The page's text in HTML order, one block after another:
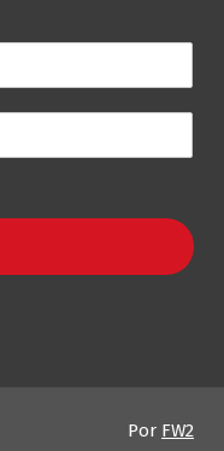
Por FW2